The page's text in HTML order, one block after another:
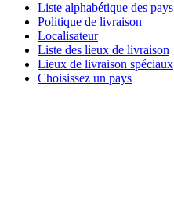
Liste alphabétique des pays
Politique de livraison
Localisateur
Liste des lieux de livraison
Lieux de livraison spéciaux
Choisissez un pays